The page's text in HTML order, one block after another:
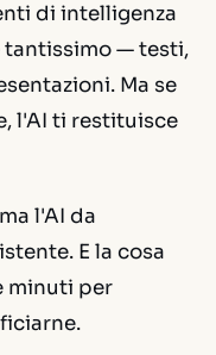
di intelligenza
tantissimo — testi,
Ma se
l'AI ti restituisce
l'AI da
E la cosa
minuti per